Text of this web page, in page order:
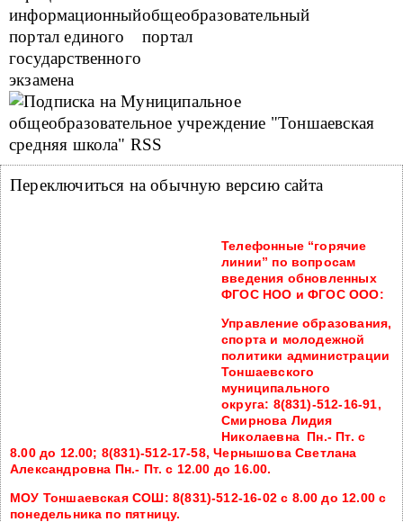
информационный
портал единого
государственного
экзамена
общеобразовательный
портал
Переключиться на обычную версию сайта
Телефонные “горячие
линии” по вопросам
введения обновленных
ФГОС НОО и ФГОС ООО:
Управление образования,
спорта и молодежной
политики администрации
Тоншаевского
муниципального
округа: 8(831)-512-16-91,
Смирнова Лидия
Николаевна Пн.- Пт. с
8.00 до 12.00; 8(831)-512-17-58, Чернышова Светлана
Александровна Пн.- Пт. с 12.00 до 16.00.
МОУ Тоншаевская СОШ: 8(831)-512-16-02 с 8.00 до 12.00 с
понедельника по пятницу.